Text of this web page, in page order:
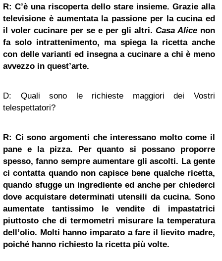
R: C’è una riscoperta dello stare insieme. Grazie alla
televisione è aumentata la passione per la cucina ed
il voler cucinare per se e per gli altri. Casa Alice non
fa solo intrattenimento, ma spiega la ricetta anche
con delle varianti ed insegna a cucinare a chi è meno
avvezzo in quest’arte.
D: Quali sono le richieste maggiori dei Vostri
telespettatori?
R: Ci sono argomenti che interessano molto come il
pane e la pizza. Per quanto si possano proporre
spesso, fanno sempre aumentare gli ascolti. La gente
ci contatta quando non capisce bene qualche ricetta,
quando sfugge un ingrediente ed anche per chiederci
dove acquistare determinati utensili da cucina. Sono
aumentate tantissimo le vendite di impastatrici
piuttosto che di termometri misurare la temperatura
dell’olio. Molti hanno imparato a fare il lievito madre,
poiché hanno richiesto la ricetta più volte.